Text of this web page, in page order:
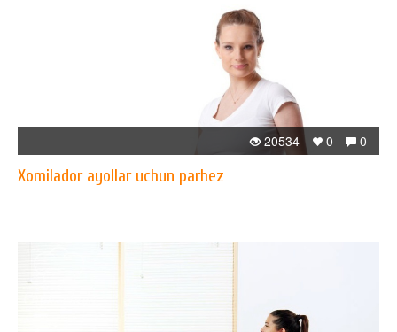
0
0
20534
Xomilador ayollar uchun parhez